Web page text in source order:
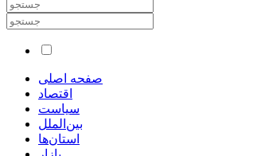
صفحه اصلی
اقتصاد
سیاست
بین‌الملل
استان‌ها